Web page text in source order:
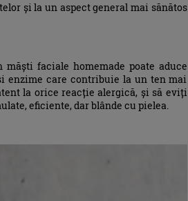
și la un aspect general mai sănătos
faciale homemade poate aduce
enzime care contribuie la un ten mai
la orice reacție alergică, și să eviți
eficiente, dar blânde cu pielea.